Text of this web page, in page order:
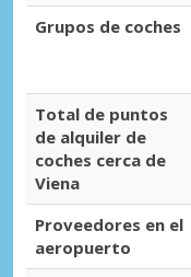
Grupos de coches
Total de puntos
de alquiler de
coches cerca de
Viena
Proveedores en el
aeropuerto